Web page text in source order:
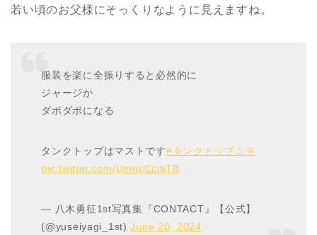
若い頃のお父様にそっくりなように見えますね。
服装を楽に全振りすると必然的に
ジャージか
ダボダボになる
タンクトップはマストです#タンクトップニキ
pic.twitter.com/UmncCcibTB
— 八木勇征1st写真集『CONTACT』【公式】
(@yuseiyagi_1st)June 20, 2024